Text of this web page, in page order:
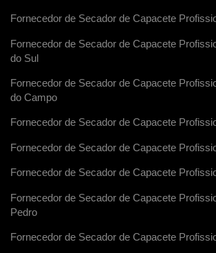
Fornecedor de Secador de Capacete
Fornecedor de Secador de Capacete
do Sul
Fornecedor de Secador de Capacete
do Campo
Fornecedor de Secador de Capacete
Fornecedor de Secador de Capacete
Fornecedor de Secador de Capacete
Fornecedor de Secador de Capacete
Pedro
Fornecedor de Secador de Capacete